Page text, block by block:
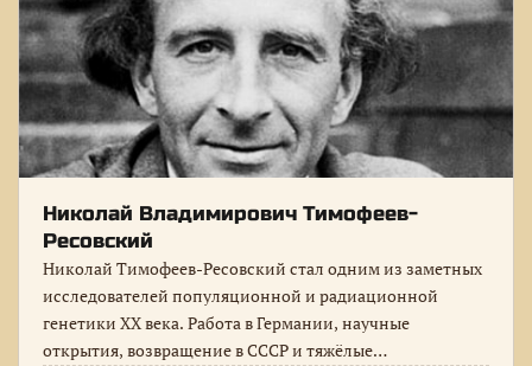
Николай Владимирович Тимофеев-
Ресовский
Николай Тимофеев-Ресовский стал одним из заметных
исследователей популяционной и радиационной
генетики XX века. Работа в Германии, научные
открытия, возвращение в СССР и тяжёлые